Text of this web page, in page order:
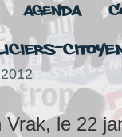
Agenda
le 22